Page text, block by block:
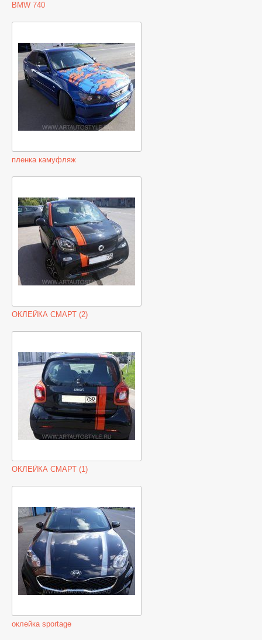
BMW 740
пленка камуфляж
ОКЛЕЙКА СМАРТ (2)
ОКЛЕЙКА СМАРТ (1)
оклейка sportage